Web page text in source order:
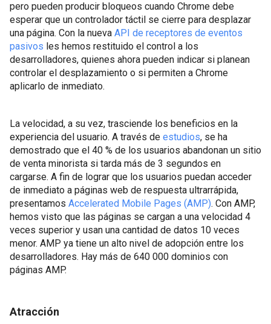
pero pueden producir bloqueos cuando Chrome debe
esperar que un controlador táctil se cierre para desplazar
una página. Con la nueva API de receptores de eventos
pasivos les hemos restituido el control a los
desarrolladores, quienes ahora pueden indicar si planean
controlar el desplazamiento o si permiten a Chrome
aplicarlo de inmediato.
La velocidad, a su vez, trasciende los beneficios en la
experiencia del usuario. A través de estudios, se ha
demostrado que el 40 % de los usuarios abandonan un sitio
de venta minorista si tarda más de 3 segundos en
cargarse. A fin de lograr que los usuarios puedan acceder
de inmediato a páginas web de respuesta ultrarrápida,
presentamos Accelerated Mobile Pages (AMP). Con AMP,
hemos visto que las páginas se cargan a una velocidad 4
veces superior y usan una cantidad de datos 10 veces
menor. AMP ya tiene un alto nivel de adopción entre los
desarrolladores. Hay más de 640 000 dominios con
páginas AMP.
Atracción